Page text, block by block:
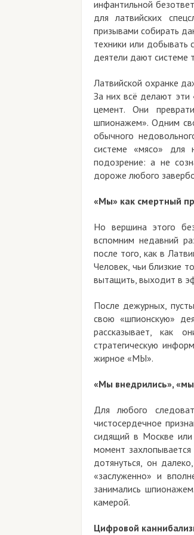
инфантильной
для латвийских
призывами собирать
техники или добывать
деятели дают системе
Латвийской охранке
За них всё делают эти
цемент. Они
шпионажем». Одним
обычного
системе «мясо» для
подозрение: а не
дороже любого
«Мы» как смертный
Но вершина этого
вспомним недавний
после того, как в
Человек, чьи близкие
вытащить, выходит в
После дежурных,
свою «шпионскую»
рассказывает, как
стратегическую
жирное «МЫ».
«Мы внедрились»,
Для любого
чистосердечное
сидящий в Москве или
момент
дотянуться, он
«заслуженно» и
занимались
камерой.
Цифровой